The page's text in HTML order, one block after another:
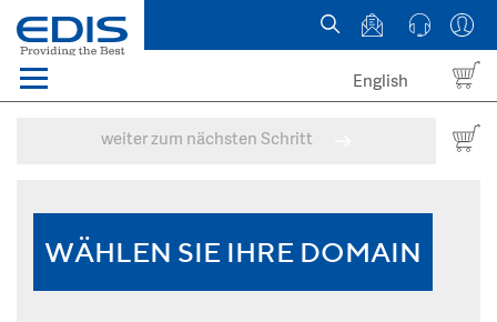
Menü
Domains
News
English
weiter zum nächsten Schritt
WÄHLEN SIE IHRE DOMAIN